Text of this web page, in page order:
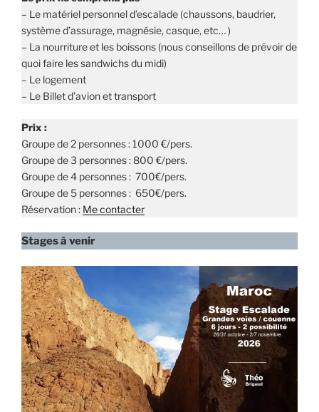
– Le matériel personnel d’escalade (chaussons, baudrier,
système d’assurage, magnésie, casque, etc… )
– La nourriture et les boissons (nous conseillons de prévoir de
quoi faire les sandwichs du midi)
– Le logement
– Le Billet d’avion et transport
Prix :
Groupe de 2 personnes : 1000 €/pers.
Groupe de 3 personnes : 800 €/pers.
Groupe de 4 personnes : 700€/pers.
Groupe de 5 personnes : 650€/pers.
Réservation : Me contacter
Stages à venir